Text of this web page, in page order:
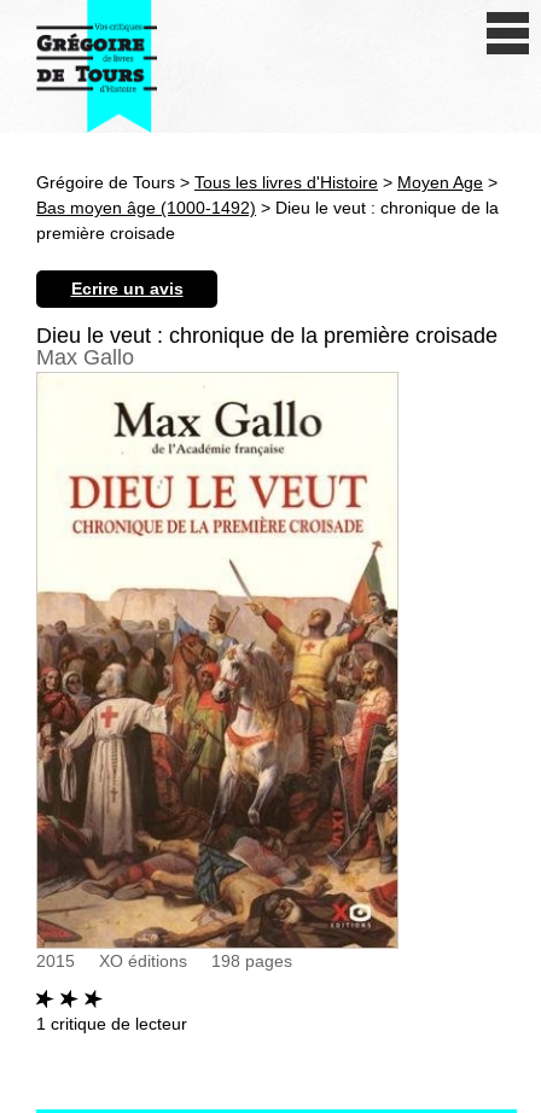
Antiquité
XXe siècle
Autres civilisations
Thématiques
Grégoire de Tours > Tous les livres d'Histoire > Moyen Age >
Bas moyen âge (1000-1492) > Dieu le veut : chronique de la
première croisade
Ecrire un avis
Dieu le veut : chronique de la première croisade
Max Gallo
2015 XO éditions 198 pages
1 critique de lecteur